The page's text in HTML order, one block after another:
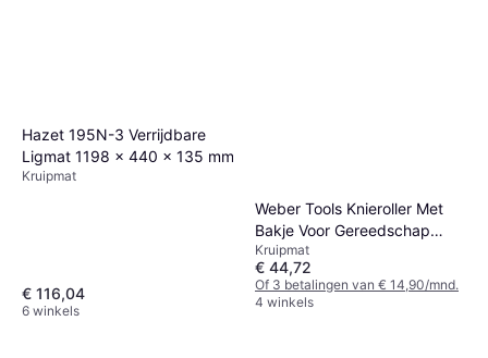
Hazet 195N-3 Verrijdbare
Ligmat 1198 x 440 x 135 mm
Kruipmat
€ 116,04
6 winkels
Weber Tools Knieroller Met
Bakje Voor Gereedschap
(WT-426)
Kruipmat
€ 44,72
Of 3 betalingen van € 14,90/mnd.
4 winkels